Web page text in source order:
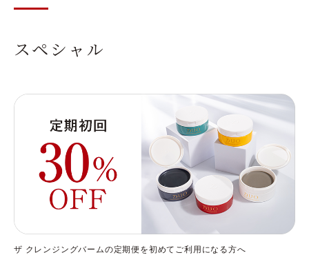
スペシャル
ザ クレンジングバームの定期便を初めてご利用になる方へ